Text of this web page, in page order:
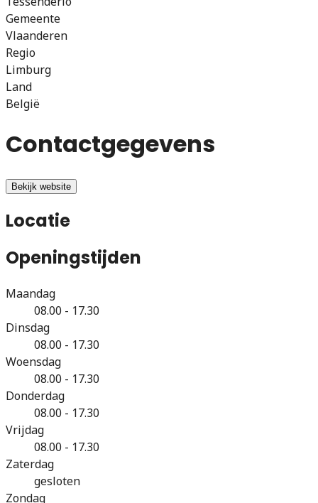
Gemeente
Vlaanderen
Regio
Limburg
Land
België
Contactgegevens
Bekijk website
Locatie
Openingstijden
Maandag
08.00 - 17.30
Dinsdag
08.00 - 17.30
Woensdag
08.00 - 17.30
Donderdag
08.00 - 17.30
Vrijdag
08.00 - 17.30
Zaterdag
gesloten
Zondag